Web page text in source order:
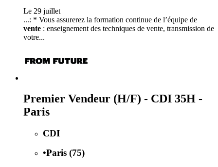
Le 29 juillet
...: * Vous assurerez la formation continue de l’équipe de
vente : enseignement des techniques de vente, transmission de
votre...
Premier Vendeur (H/F) - CDI 35H -
Paris
CDI
•Paris (75)